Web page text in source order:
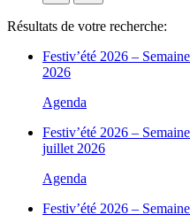
Résultats de votre recherche:
Festiv’été 2026 –
2026
Agenda
Festiv’été 2026 –
juillet 2026
Agenda
Festiv’été 2026 –